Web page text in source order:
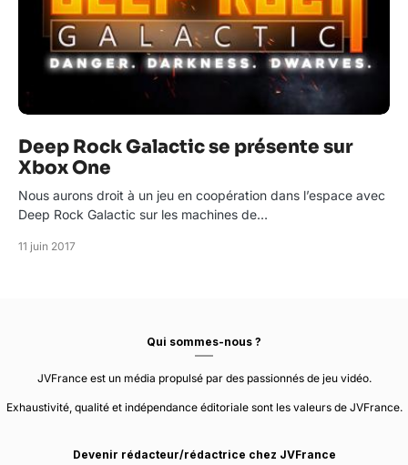
Deep Rock Galactic se présente sur
Xbox One
Nous aurons droit à un jeu en coopération dans l’espace avec
Deep Rock Galactic sur les machines de…
11 juin 2017
Qui sommes-nous ?
JVFrance est un média propulsé par des passionnés de jeu vidéo.
Exhaustivité, qualité et indépendance éditoriale sont les valeurs de JVFrance.
Devenir rédacteur/rédactrice chez JVFrance